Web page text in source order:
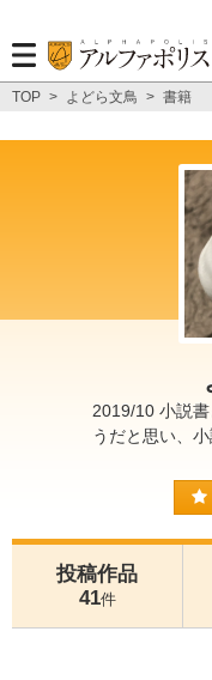
TOP > よどら文鳥 > 書籍
2019/10 小説
うだと思い、
投稿作品
41件